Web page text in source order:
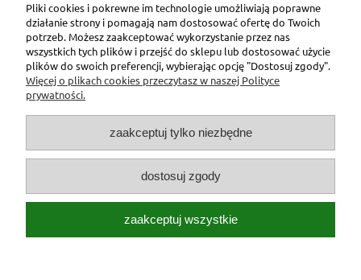
do koszyka
« 1 2 3 4 5 ... 7
Pasza dla zwierząt Jar-Pasz | Jagiellońska 1 /magazyny Redco/, 43-
600 Jaworzno | NIP: 6442918229 | REGON: 242884388 |
Pliki cookies i pokrewne im technologie umożliwiają poprawne
działanie strony i pomagają nam dostosować ofertę do Twoich
potrzeb. Możesz zaakceptować wykorzystanie przez nas
wszystkich tych plików i przejść do sklepu lub dostosować użycie
plików do swoich preferencji, wybierając opcję "Dostosuj zgody".
Więcej o plikach cookies przeczytasz w naszej Polityce
prywatności.
zaakceptuj tylko niezbędne
dostosuj zgody
zaakceptuj wszystkie